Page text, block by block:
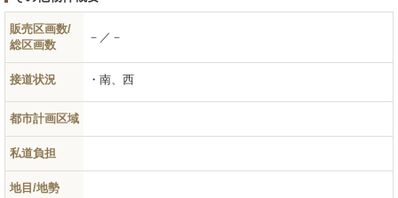
販売区画数/
総区画数
－／－
接道状況 南、西
都市計画区域
私道負担
地目/地勢